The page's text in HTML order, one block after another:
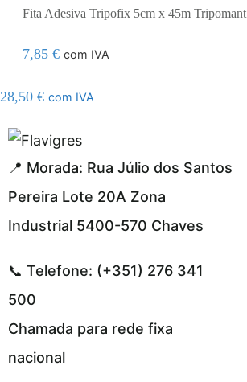
Fita Adesiva Tripofix 5cm x 45m Tripomant
7,85 € com IVA
28,50 € com IVA
resmi adresi
📍 Morada: Rua Júlio dos Santos
Pereira Lote 20A Zona
Industrial 5400-570 Chaves
📞 Telefone: (+351) 276 341
500
Chamada para rede fixa
nacional